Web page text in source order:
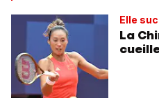
Elle
La